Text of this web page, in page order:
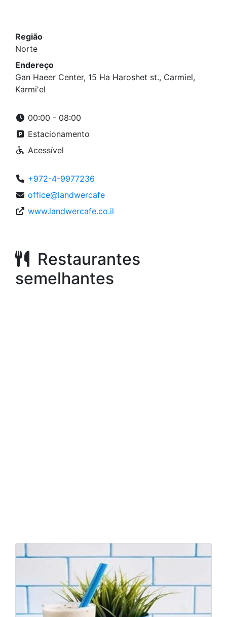
Região
Norte
Endereço
Gan Haeer Center, 15 Ha Haroshet st., Carmiel,
Karmi'el
00:00 - 08:00
Estacionamento
Acessível
+972-4-9977236
office@landwercafe
www.landwercafe.co.il
Restaurantes
semelhantes